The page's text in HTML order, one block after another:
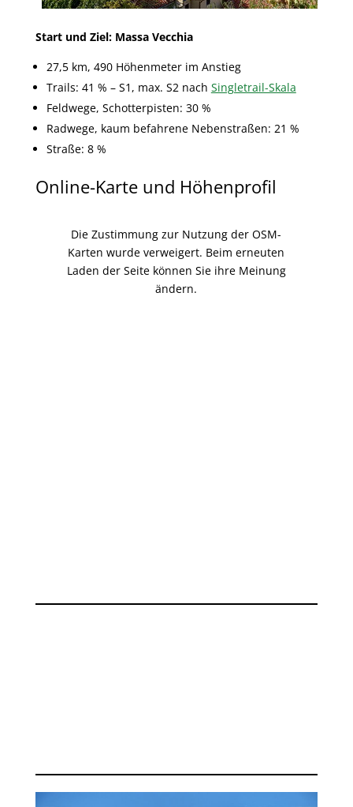
Start und Ziel: Massa Vecchia
27,5 km, 490 Höhenmeter im Anstieg
Trails: 41 % – S1, max. S2 nach Singletrail-Skala
Feldwege, Schotterpisten: 30 %
Radwege, kaum befahrene Nebenstraßen: 21 %
Straße: 8 %
Online-Karte und Höhenprofil
Die Zustimmung zur Nutzung der OSM-
Karten wurde verweigert. Beim erneuten
Laden der Seite können Sie ihre Meinung
ändern.